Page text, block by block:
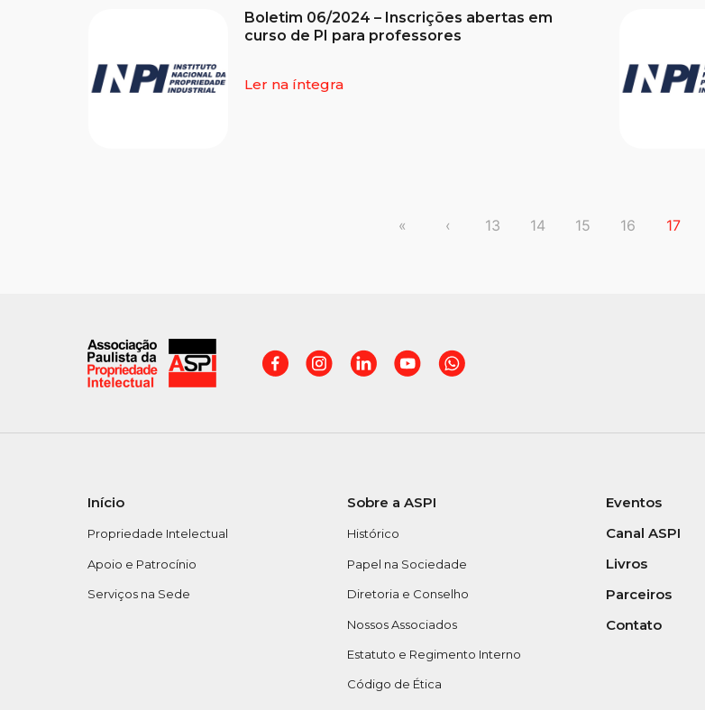
Boletim 06/2024 – Inscrições abertas em
curso de PI para professores
Ler na íntegra
« ‹ 13 14 15 16 17
Início
Propriedade Intelectual
Apoio e Patrocínio
Serviços na Sede
Sobre a ASPI
Histórico
Papel na Sociedade
Diretoria e Conselho
Nossos Associados
Estatuto e Regimento Interno
Código de Ética
Eventos
Canal ASPI
Livros
Parceiros
Contato